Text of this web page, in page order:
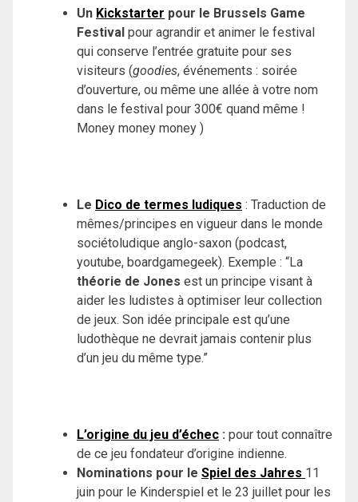
Un Kickstarter pour le Brussels Game
Festival pour agrandir et animer le festival
qui conserve l’entrée gratuite pour ses
visiteurs (goodies, événements : soirée
d’ouverture, ou même une allée à votre nom
dans le festival pour 300€ quand même !
Money money money )
Le Dico de termes ludiques : Traduction de
mêmes/principes en vigueur dans le monde
sociétoludique anglo-saxon (podcast,
youtube, boardgamegeek). Exemple : “La
théorie de Jones est un principe visant à
aider les ludistes à optimiser leur collection
de jeux. Son idée principale est qu’une
ludothèque ne devrait jamais contenir plus
d’un jeu du même type.”
L’origine du jeu d’échec : pour tout connaître
de ce jeu fondateur d’origine indienne.
Nominations pour le Spiel des Jahres 11
juin pour le Kinderspiel et le 23 juillet pour les